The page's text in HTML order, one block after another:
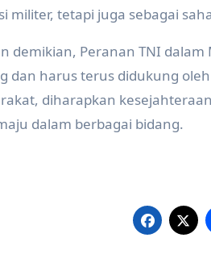
militer, tetapi juga sebagai
demikian, Peranan TNI
dan harus terus didukung
diharapkan
dalam berbagai bidang.